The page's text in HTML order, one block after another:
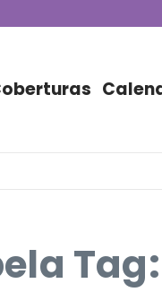
show da história do